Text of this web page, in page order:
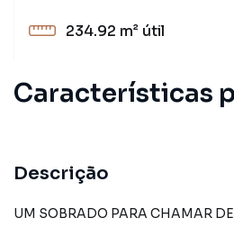
234.92 m² útil
Características
Playground
Churrasqueira
Descrição
UM SOBRADO PARA CHAMAR